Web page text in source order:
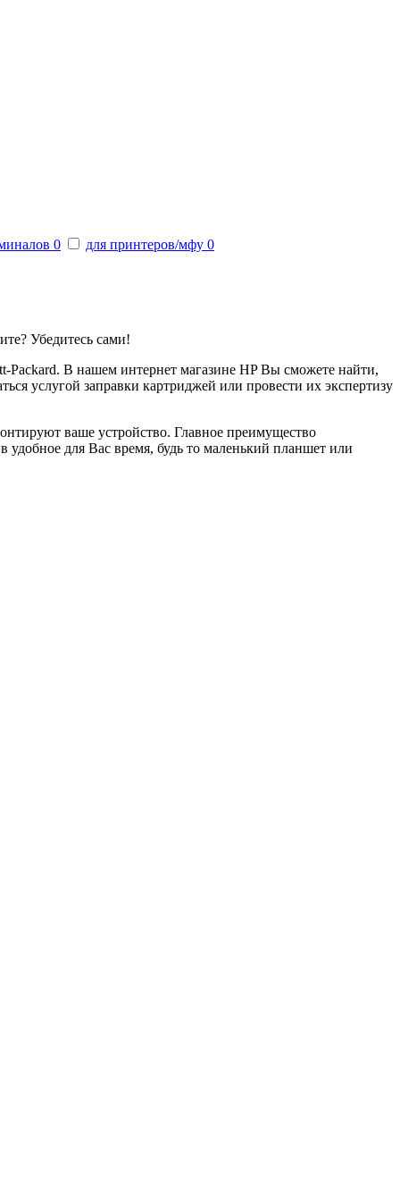
0 для принтеров/мфу 0
Убедитесь сами!
В нашем интернет магазине HP Вы сможете найти,
услугой заправки картриджей или провести их экспертизу
ваше устройство. Главное преимущество
удобное для Вас время, будь то маленький планшет или